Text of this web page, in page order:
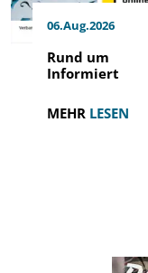
06.Aug.2026
Rund um
Informiert
MEHR LESEN